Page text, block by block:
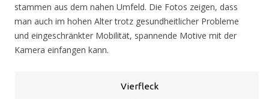
stammen aus dem nahen Umfeld. Die Fotos zeigen, dass
man auch im hohen Alter trotz gesundheitlicher Probleme
und eingeschränkter Mobilität, spannende Motive mit der
Kamera einfangen kann.
Vierfleck